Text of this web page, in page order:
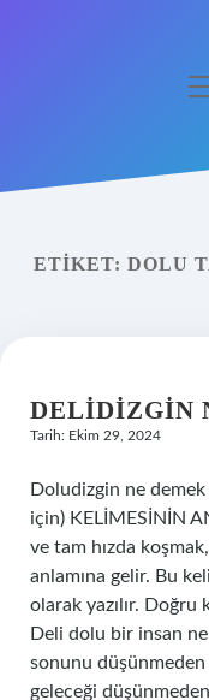
Yasal Uyarı
ETIKET: DOLU
DELIDIZGIN
Tarih: Ekim 29, 2024
Doludizgin ne
için) KELİMESİNİN
ve tam hızda
anlamına gelir. Bu
olarak yazılır. Doğru
Deli dolu bir insan
sonunu
geleceği